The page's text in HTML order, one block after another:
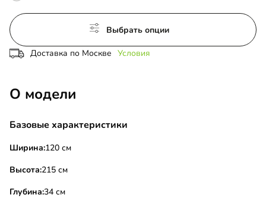
Выбрать опции
Доставка по Москве Условия
О модели
Базовые характеристики
Ширина:120 см
Высота:215 см
Глубина:34 см